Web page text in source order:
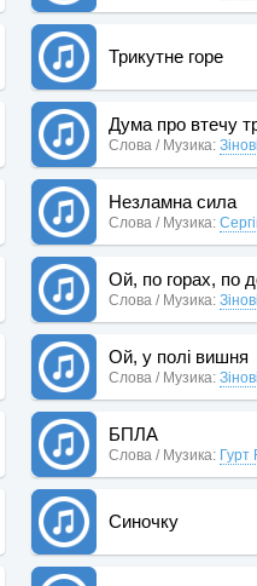
Трикутне горе
Дума про втечу
Слова / Музика:
Незламна сила
Слова / Музика:
Ой, по горах, по
Слова / Музика:
Ой, у полі вишня
Слова / Музика:
БПЛА
Слова / Музика: Гурт
Синочку